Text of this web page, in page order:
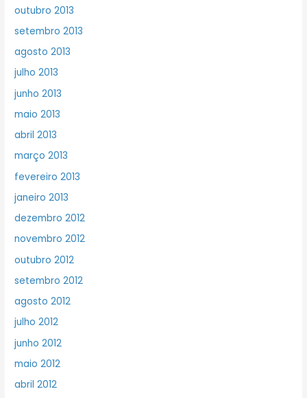
outubro 2013
setembro 2013
agosto 2013
julho 2013
junho 2013
maio 2013
abril 2013
março 2013
fevereiro 2013
janeiro 2013
dezembro 2012
novembro 2012
outubro 2012
setembro 2012
agosto 2012
julho 2012
junho 2012
maio 2012
abril 2012